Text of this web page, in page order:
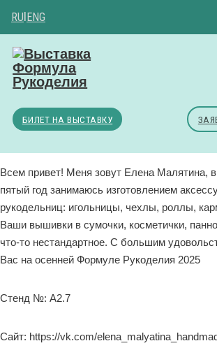
RU|ENG
БИЛЕТ НА ВЫСТАВКУ
Всем привет! Меня зовут Елена Малятина,
пятый год занимаюсь изготовлением
рукодельниц: игольницы, чехлы, роллы,
Ваши вышивки в сумочки, косметички,
что-то нестандартное. С большим
Вас на осенней Формуле Рукоделия 2025
Стенд №: А2.7
Сайт: https://vk.com/